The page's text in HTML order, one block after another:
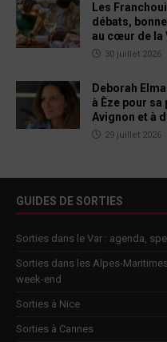
Les
débats,
au cœur de la
30 juillet 2026
Deborah
à Èze pour sa
Avignon et à
29 juillet 2026
GUIDES DE SORTIES
Sorties dans le Var : agenda,
Sorties dans les Alpes-
week-end
Sorties à Nice
Sorties à Cannes